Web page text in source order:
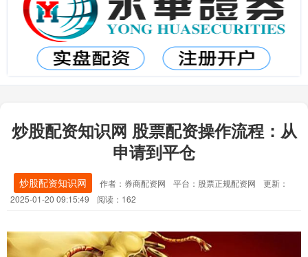
炒股配资知识网 股票配资操作流程：从
申请到平仓
炒股配资知识网 作者：券商配资网 平台：股票正规配资网
更新：
2025-01-20 09:15:49
阅读：162